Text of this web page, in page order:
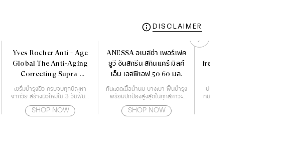
DISCLAIMER
Yves Rocher Anti - Age
Global The Anti-Aging
Correcting Supra-
Essence 50 ml.
เซรั่มบำรุงผิว ครบจบทุกปัญหา
จากวัย สร้างผิวใหม่ใน 3 วันฟื้นฟู
เนื่องจากอายุ เร่งกระตุ้นสร้างผิว
SHOP NOW
ANESSA อเนสซ่า เพอร์เฟค
ยูวี ซันสกรีน สกินแคร์ มิลค์
เอ็น เอสพีเอฟ 50 60 มล.
กันแดดเนื้อน้ำนม บางเบา ฟื้นบำรุง
พร้อมปกป้องสูงสุดในทุกสภาวะ
SHOP NOW
fresh wear foundation in
ปกปิดเรียบเนียนไร้ที่ติ คุมมัน ติด
ทนตลอดวัน ทนน้ำ ทนเหงื่อ ไม่เป็น